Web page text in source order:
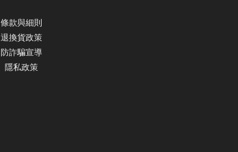
條款與細則
退換貨政策
防詐騙宣導
隱私政策